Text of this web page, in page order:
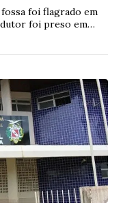
foi flagrado em
foi preso em